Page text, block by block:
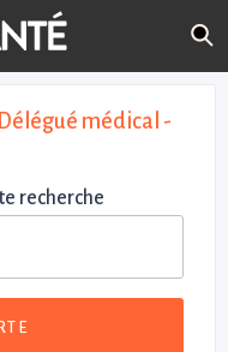
Délégué médical -
recherche